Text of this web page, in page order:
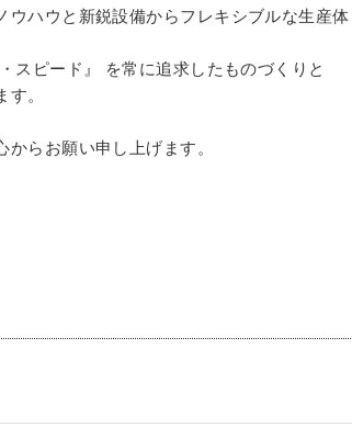
ハウと新鋭設備からフレキシブルな生産体
スピード』 を常に追求したものづくりと
。
らお願い申し上げます。